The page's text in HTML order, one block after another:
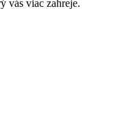
vás viac zahreje.